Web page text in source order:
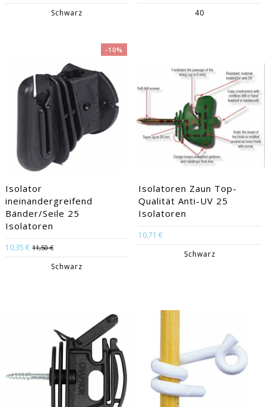
Schwarz
40
-10%
Isolator
ineinandergreifend
Bänder/Seile 25
Isolatoren
10,35 € 11,50 €
Schwarz
Isolatoren Zaun Top-
Qualität Anti-UV 25
Isolatoren
10,71 €
Schwarz